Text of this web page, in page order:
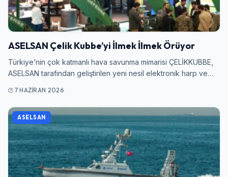
ASELSAN Çelik Kubbe’yi İlmek İlmek Örüyor
Türkiye’nin çok katmanlı hava savunma mimarisi ÇELİKKUBBE,
ASELSAN tarafından geliştirilen yeni nesil elektronik harp ve…
7 HAZIRAN 2026
ASELSAN
Giriş Yap
Kullanıcı Adı veya E-posta